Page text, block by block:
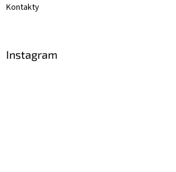
Kontakty
Instagram